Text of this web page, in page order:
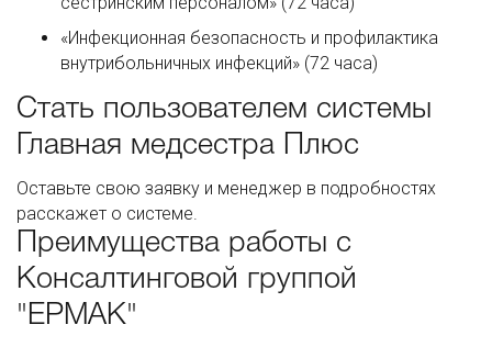
«Инфекционная безопасность и профилактика
внутрибольничных инфекций» (72 часа)
Стать пользователем системы
Главная медсестра Плюс
Оставьте свою заявку и менеджер в подробностях
расскажет о системе.
Преимущества работы с
Консалтинговой группой
"ЕРМАК"